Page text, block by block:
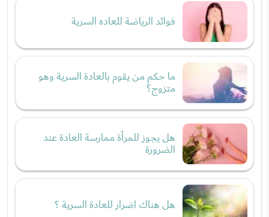
فوائد الرياضة للعاده السرية
ما حكم من يقوم بالعادة السرية وهو
متزوج؟
هل يجوز للمرأة ممارسة العادة عند
الضرورة
هل هناك اضرار للعادة السرية ؟